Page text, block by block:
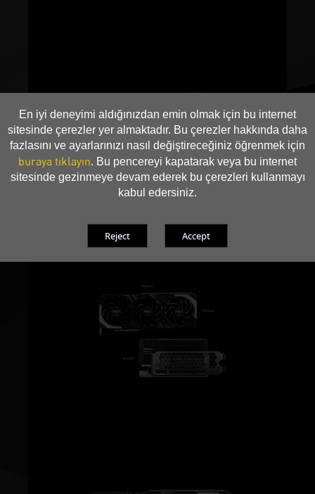
En iyi deneyimi aldığınızdan emin olmak için bu internet
sitesinde çerezler yer almaktadır. Bu çerezler hakkında daha
fazlasını ve ayarlarınızı nasıl değiştireceğiniz öğrenmek için
buraya tıklayın. Bu pencereyi kapatarak veya bu internet
sitesinde gezinmeye devam ederek bu çerezleri kullanmayı
kabul edersiniz.